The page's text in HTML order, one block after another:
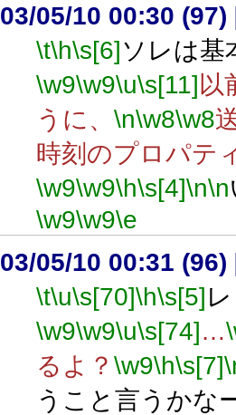
03/05/10 00:30 (97)
\t\h\s[6]ソレは基
\w9\w9\u\s[11]以
うに、 \n\w8\w8
時刻のプロパテ
\w9\w9\h\s[4]\n\n
\w9\w9\e
03/05/10 00:31 (96)
\t\u\s[70]\h\s[5]
\w9\w9\u\s[74]…
るよ？ \w9\h\s[7]
うこと言うかな